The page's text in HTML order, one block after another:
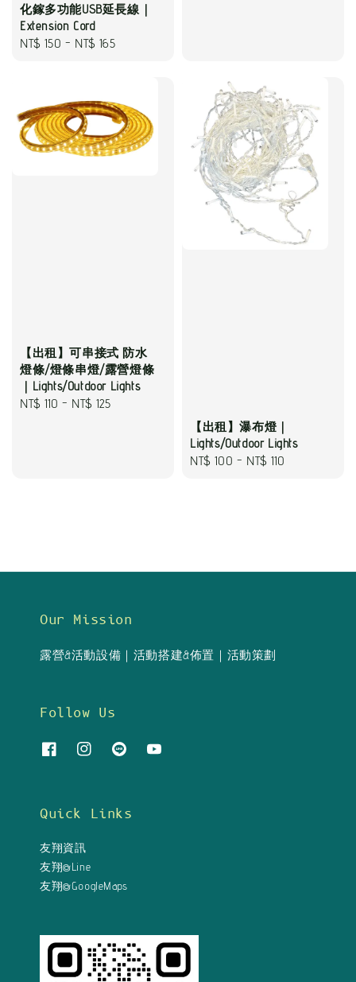
化鎵多功能USB延長線｜
Extension Cord
Regular
NT$ 150 - NT$ 165
【出租】可串接式 防水
燈條/燈條串燈/露營燈條
｜Lights/Outdoor Lights
Regular
NT$ 110 - NT$ 125
【出租】瀑布燈｜
Lights/Outdoor Lights
Regular
NT$ 100 - NT$ 110
Our Mission
露營&活動設備｜活動搭建&佈置｜活動策劃
Follow Us
Quick Links
友翔資訊
友翔@Line
友翔@GoogleMaps